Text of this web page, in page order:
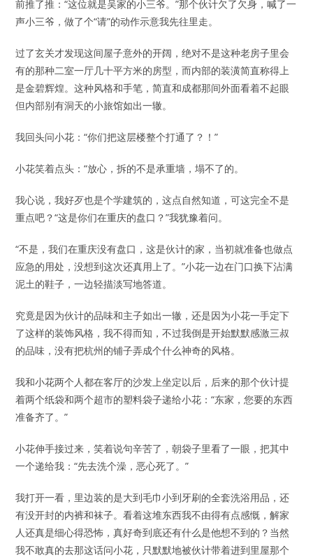
前推了推：“这位就是吴家的小三爷。”那个伙计欠了欠身，喊了一
声小三爷，做了个“请”的动作示意我先往里走。
过了玄关才发现这间屋子意外的开阔，绝对不是这种老房子里会
有的那种二室一厅几十平方米的房型，而内部的装潢简直称得上
是金碧辉煌。这种风格和手笔，简直和成都那间外面看着不起眼
但内部别有洞天的小旅馆如出一辙。
我回头问小花：“你们把这层楼整个打通了？！”
小花笑着点头：“放心，拆的不是承重墙，塌不了的。
我心说，我好歹也是个学建筑的，这点自然知道，可这完全不是
重点吧？“这是你们在重庆的盘口？”我犹豫着问。
“不是，我们在重庆没有盘口，这是伙计的家，当初就准备也做点
应急的用处，没想到这次还真用上了。”小花一边在门口换下沾满
泥土的鞋子，一边轻描淡写地答道。
究竟是因为伙计的品味和主子如出一辙，还是因为小花一手定下
了这样的装饰风格，我不得而知，不过我倒是开始默默感激三叔
的品味，没有把杭州的铺子弄成个什么神奇的风格。
我和小花两个人都在客厅的沙发上坐定以后，后来的那个伙计提
着两个纸袋和两个超市的塑料袋子递给小花：“东家，您要的东西
准备齐了。”
小花伸手接过来，笑着说句辛苦了，朝袋子里看了一眼，把其中
一个递给我：“先去洗个澡，恶心死了。”
我打开一看，里边装的是大到毛巾小到牙刷的全套洗浴用品，还
有没开封的内裤和袜子。看着这堆东西我不由得有点感慨，解家
人还真是细心得恐怖，真好奇到底还有什么是他想不到的？当然
我不敢真的去那这话问小花，只默默地被伙计带着进到里屋那个